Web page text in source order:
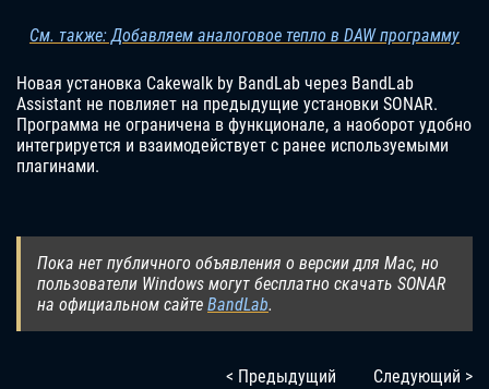
См. также: Добавляем аналоговое тепло в DAW программу
Новая установка Cakewalk by BandLab через BandLab
Assistant не повлияет на предыдущие установки SONAR.
Программа не ограничена в функционале, а наоборот удобно
интегрируется и взаимодействует с ранее используемыми
плагинами.
Пока нет публичного объявления о версии для Mac, но
пользователи Windows могут бесплатно скачать SONAR
на официальном сайте BandLab.
< Предыдущий Следующий >